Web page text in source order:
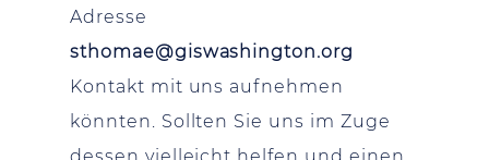
Adresse
sthomae@giswashington.org
Kontakt mit uns aufnehmen
könnten. Sollten Sie uns im Zuge